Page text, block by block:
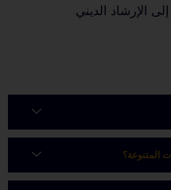
الإرشاد الديني
المتنوعة؟